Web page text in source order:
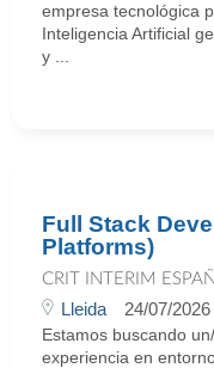
empresa tecnológica
Inteligencia Artificial
y ...
Full Stack
Platforms)
CRIT INTERIM
Lleida 24/07/2026
Estamos buscando
experiencia en